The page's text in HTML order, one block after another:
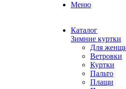
Меню
Каталог
Зимние куртки
Для
Ветровки
Куртки
Пальто
Плащи